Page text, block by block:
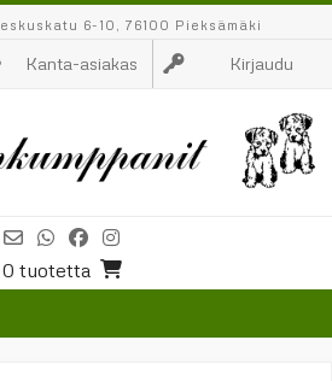
6-10, 76100 Pieksämäki
Kanta-asiakas Kirjaudu
0 tuotetta